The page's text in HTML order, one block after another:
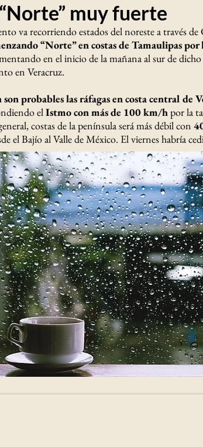
muy fuerte
va recorriendo estados del noreste a través
“Norte” en costas de Tamaulipas por
en el inicio de la mañana al sur de
en Veracruz.
probables las ráfagas en costa central de
elIstmo con más de 100 km/hpor la
costas de la península será más débil con
el Bajío al Valle de México. El viernes habría